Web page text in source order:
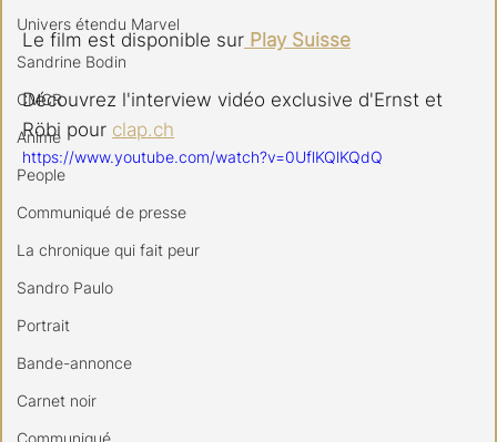
Univers étendu Marvel
Sandrine Bodin
CMCR
Anime
People
Communiqué de presse
La chronique qui fait peur
Sandro Paulo
Portrait
Bande-annonce
Carnet noir
Communiqué
Le film est disponible sur Play Suisse
Découvrez l'interview vidéo exclusive d'Ernst et
Röbi pour clap.ch
https://www.youtube.com/watch?v=0UflKQlKQdQ